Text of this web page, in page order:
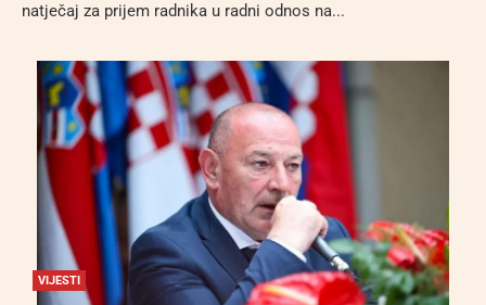
natječaj za prijem radnika u radni odnos na...
VIJESTI